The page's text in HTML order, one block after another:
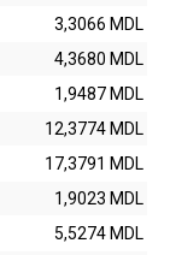
3,3066 MDL
4,3680 MDL
1,9487 MDL
12,3774 MDL
17,3791 MDL
1,9023 MDL
5,5274 MDL